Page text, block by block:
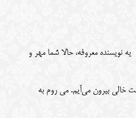
معروفه، حالا شما مهر و
خالی بیرون می‌آیم. می روم به